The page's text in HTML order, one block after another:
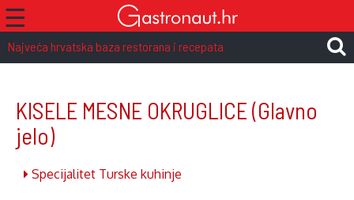
☰
Najveća hrvatska baza restorana i recepata
KISELE MESNE OKRUGLICE (Glavno
jelo)
Specijalitet Turske kuhinje